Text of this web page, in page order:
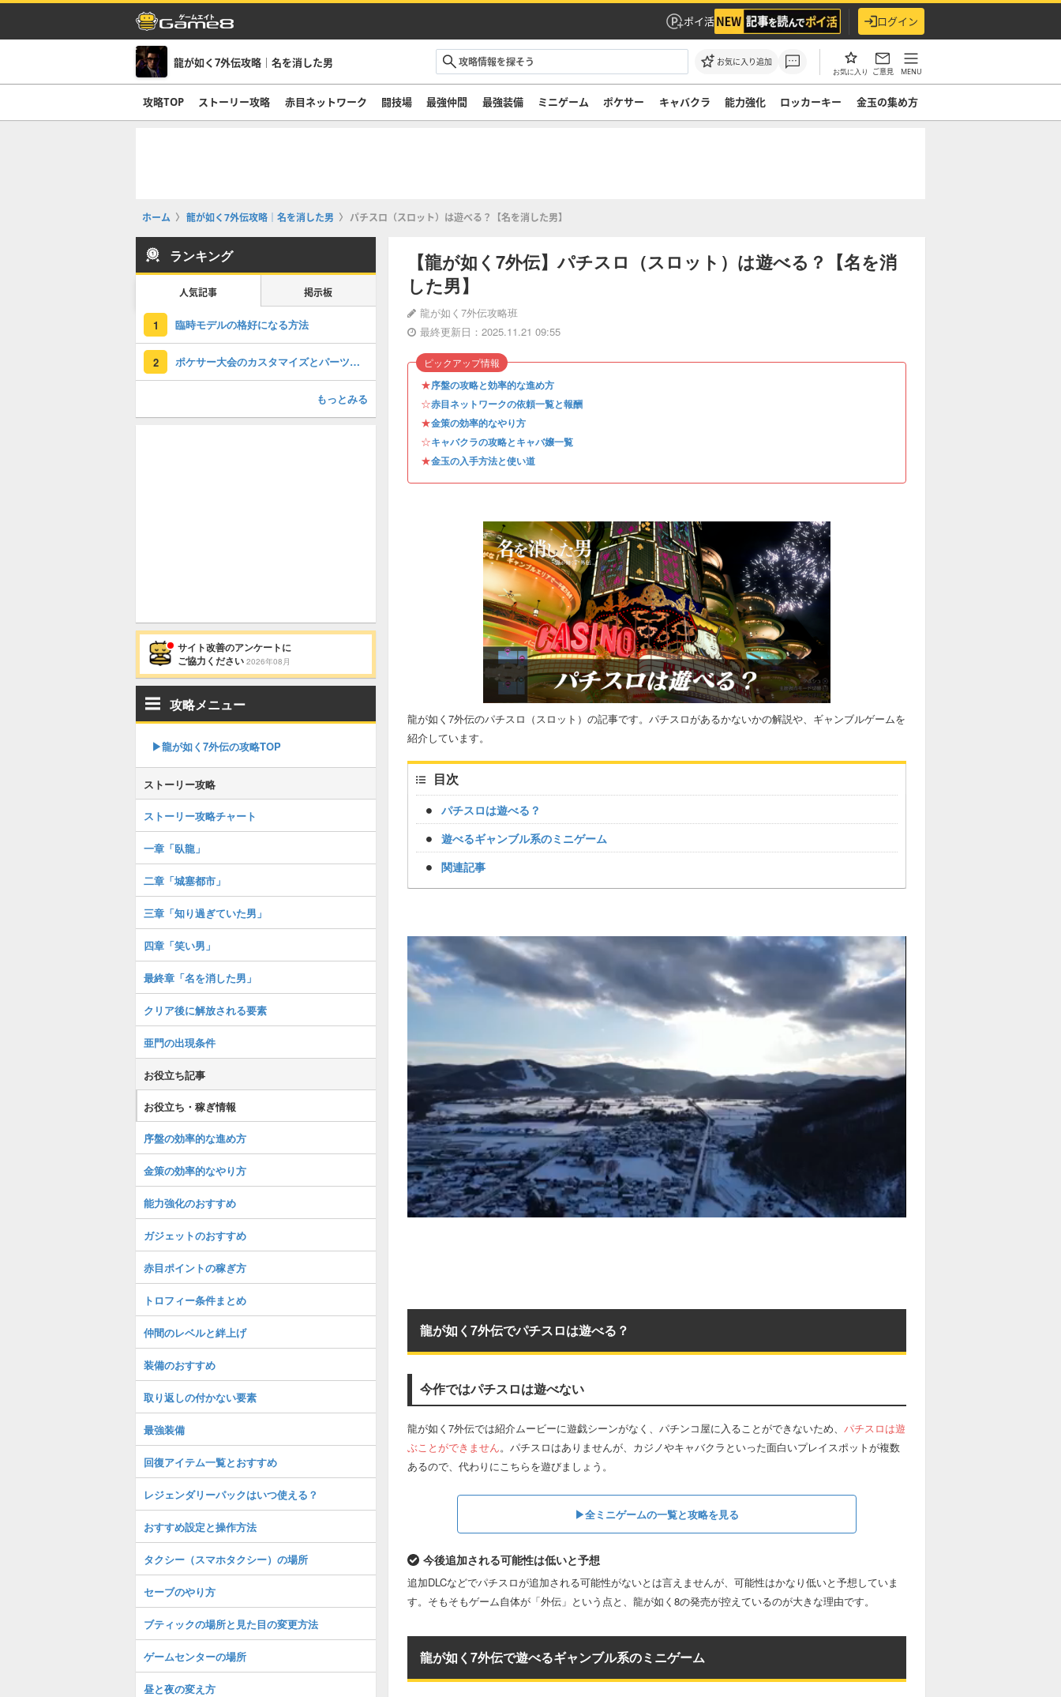
ポイ活 ログイン
龍が如く7外伝攻略｜名を消した男 お気に入り追加
お気に入り ご意見 MENU
攻略TOP ストーリー攻略 赤目ネットワーク 闘技場 最強仲間 最強装備 ミニゲーム ポケサー キャバクラ 能力強化 ロッカーキー 金玉の集め方
ホーム 龍が如く7外伝攻略｜名を消した男 パチスロ（スロット）は遊べる？【名を消した男】
【龍が如く7外伝】パチスロ（スロット）は遊べる？【名を消
した男】
龍が如く7外伝攻略班
最終更新日：2025.11.21 09:55
★序盤の攻略と効率的な進め方
☆赤目ネットワークの依頼一覧と報酬
★金策の効率的なやり方
☆キャバクラの攻略とキャバ嬢一覧
★金玉の入手方法と使い道
ピックアップ情報
龍が如く7外伝のパチスロ（スロット）の記事です。パチスロがあるかないかの解説や、ギャンブルゲームを
紹介しています。
目次
パチスロは遊べる？
遊べるギャンブル系のミニゲーム
関連記事
龍が如く7外伝でパチスロは遊べる？
今作ではパチスロは遊べない
龍が如く7外伝では紹介ムービーに遊戯シーンがなく、パチンコ屋に入ることができないため、 パチスロは遊
ぶことができません。パチスロはありませんが、カジノやキャバクラといった面白いプレイスポットが複数
あるので、代わりにこちらを遊びましょう。
▶︎全ミニゲームの一覧と攻略を見る
今後追加される可能性は低いと予想
追加DLCなどでパチスロが追加される可能性がないとは言えませんが、可能性はかなり低いと予想していま
す。そもそもゲーム自体が「外伝」という点と、龍が如く8の発売が控えているのが大きな理由です。
龍が如く7外伝で遊べるギャンブル系のミニゲーム
ランキング
人気記事 掲示板
1 臨時モデルの格好になる方法
2 ポケサー大会のカスタマイズとパーツ一覧
もっとみる
サイト改善のアンケートに
ご協力ください 2026年08月
攻略メニュー
▶︎龍が如く7外伝の攻略TOP
ストーリー攻略
ストーリー攻略チャート
一章「臥龍」
二章「城塞都市」
三章「知り過ぎていた男」
四章「笑い男」
最終章「名を消した男」
クリア後に解放される要素
亜門の出現条件
お役立ち記事
お役立ち・稼ぎ情報
序盤の効率的な進め方
金策の効率的なやり方
能力強化のおすすめ
ガジェットのおすすめ
赤目ポイントの稼ぎ方
トロフィー条件まとめ
仲間のレベルと絆上げ
装備のおすすめ
取り返しの付かない要素
最強装備
回復アイテム一覧とおすすめ
レジェンダリーパックはいつ使える？
おすすめ設定と操作方法
タクシー（スマホタクシー）の場所
セーブのやり方
ブティックの場所と見た目の変更方法
ゲームセンターの場所
昼と夜の変え方